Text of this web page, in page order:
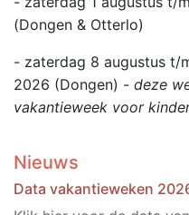
(Dongen & Otterlo)
- zaterdag 8 augustus t/
2026 (Dongen) - deze
vakantieweek voor
Nieuws
Data vakantieweken